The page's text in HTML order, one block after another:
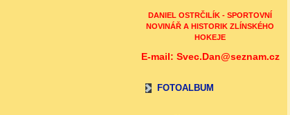
DANIEL OSTRČILÍK - SPORTOVNÍ
NOVINÁŘ A HISTORIK ZLÍNSKÉHO
HOKEJE
E-mail: Svec.Dan@seznam.cz
FOTOALBUM